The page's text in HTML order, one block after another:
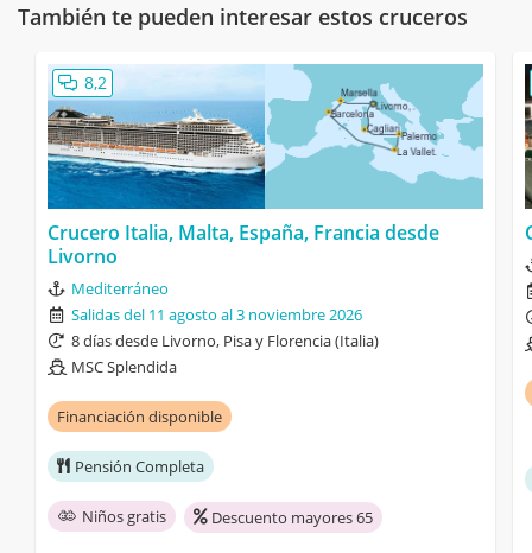
También te pueden interesar estos cruceros
8,2
Crucero Italia, Malta, España, Francia desde
Livorno
Mediterráneo
Salidas del 11 agosto al 3 noviembre 2026
8 días desde Livorno, Pisa y Florencia (Italia)
MSC Splendida
Financiación disponible
Pensión Completa
Niños gratis Descuento mayores 65